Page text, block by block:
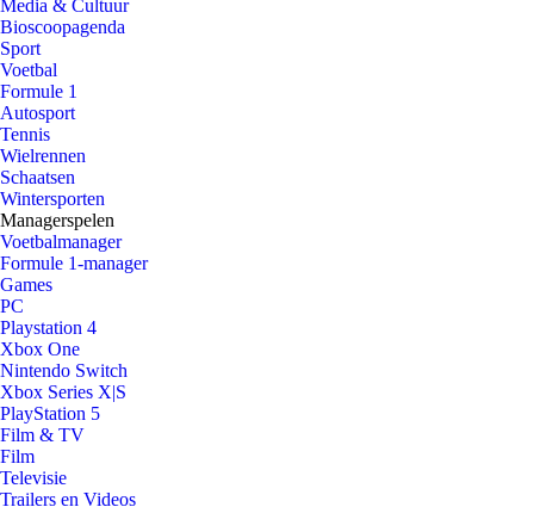
Media & Cultuur
Bioscoopagenda
Sport
Voetbal
Formule 1
Autosport
Tennis
Wielrennen
Schaatsen
Wintersporten
Managerspelen
Voetbalmanager
Formule 1-manager
Games
PC
Playstation 4
Xbox One
Nintendo Switch
Xbox Series X|S
PlayStation 5
Film & TV
Film
Televisie
Trailers en Videos